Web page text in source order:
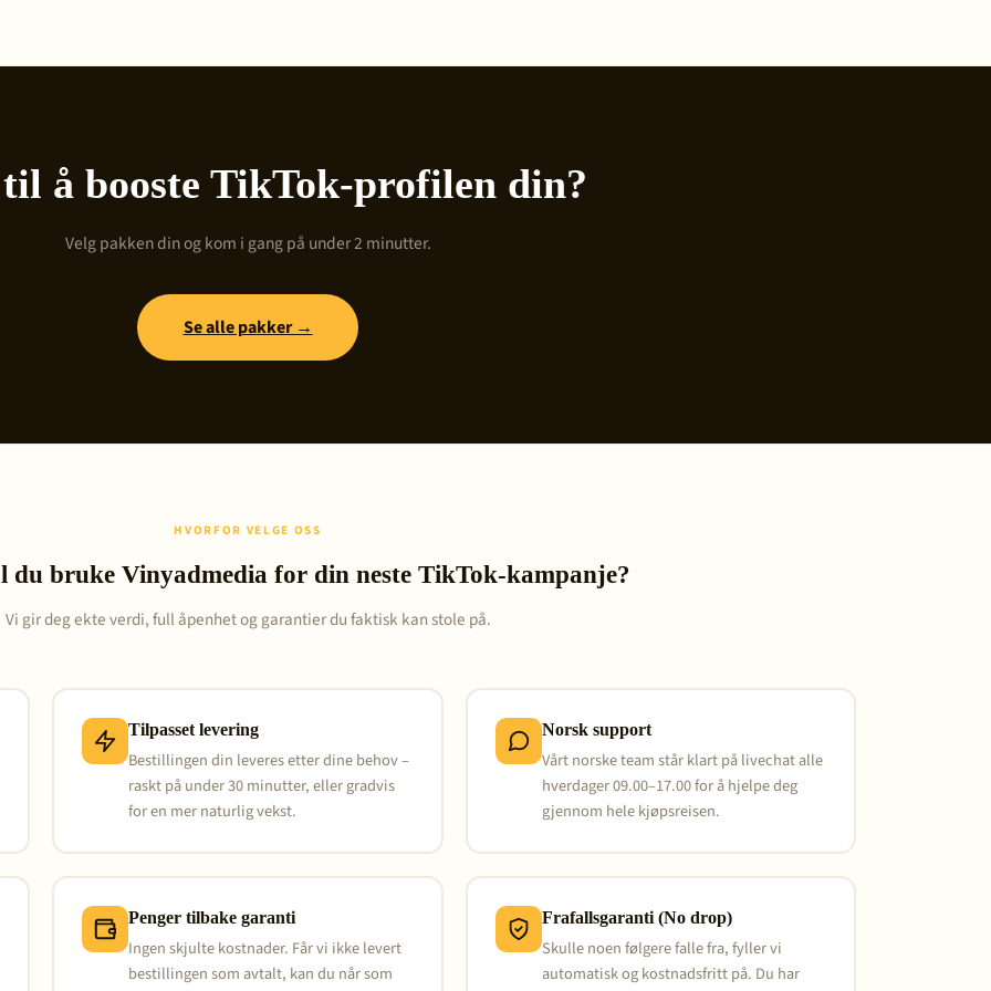
å booste TikTok-profilen din?
Velg pakken din og kom i gang på under 2 minutter.
Se alle pakker →
HVORFOR VELGE OSS
du bruke Vinyadmedia for din neste TikTok-kampanje?
Vi gir deg ekte verdi, full åpenhet og garantier du faktisk kan stole på.
Tilpasset levering
Bestillingen din leveres etter dine behov –
raskt på under 30 minutter, eller gradvis
for en mer naturlig vekst.
Norsk support
Vårt norske team står klart på livechat alle
hverdager 09.00–17.00 for å hjelpe deg
gjennom hele kjøpsreisen.
Penger tilbake garanti
Ingen skjulte kostnader. Får vi ikke levert
bestillingen som avtalt, kan du når som
Frafallsgaranti (No drop)
Skulle noen følgere falle fra, fyller vi
automatisk og kostnadsfritt på. Du har